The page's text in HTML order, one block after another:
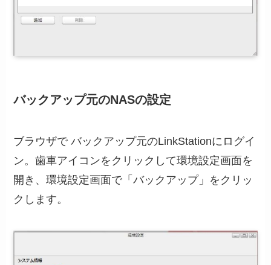
バックアップ元のNASの設定
ブラウザで バックアップ元のLinkStationにログイ
ン。歯車アイコンをクリックして環境設定画面を
開き、環境設定画面で「バックアップ」をクリッ
クします。